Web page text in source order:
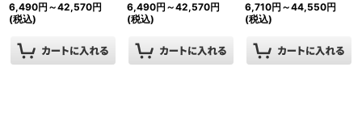
6,490円 ～42,570円
(税込)
6,490円 ～42,570円
(税込)
6,710円 ～44,550円
(税込)